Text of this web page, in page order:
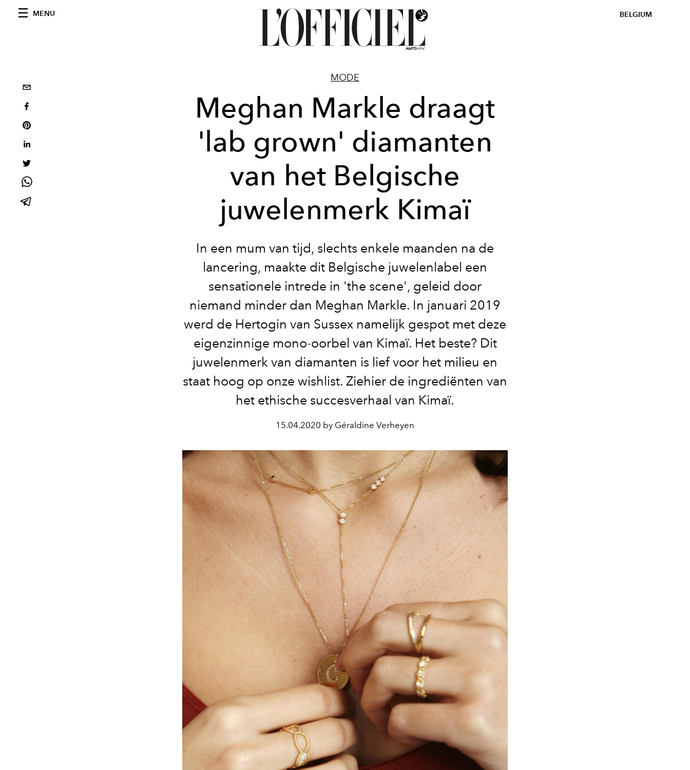
MENU BELGIUM
MODE
Meghan Markle draagt
'lab grown' diamanten
van het Belgische
juwelenmerk Kimaï
In een mum van tijd, slechts enkele maanden na de
lancering, maakte dit Belgische juwelenlabel een
sensationele intrede in 'the scene', geleid door
niemand minder dan Meghan Markle. In januari 2019
werd de Hertogin van Sussex namelijk gespot met deze
eigenzinnige mono-oorbel van Kimaï. Het beste? Dit
juwelenmerk van diamanten is lief voor het milieu en
staat hoog op onze wishlist. Ziehier de ingrediënten van
het ethische succesverhaal van Kimaï.
15.04.2020 by Géraldine Verheyen